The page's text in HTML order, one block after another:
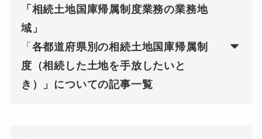
「相続土地国庫帰属制度業務の業務地
域」
「 各都道府県別の相続土地国庫帰属制
度（相続した土地を手放したいと
き）」についての記事一覧